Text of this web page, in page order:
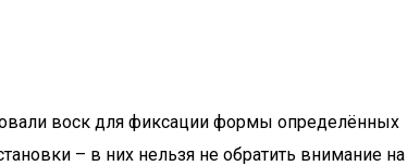
воск для фиксации формы определённых
– в них нельзя не обратить внимание на